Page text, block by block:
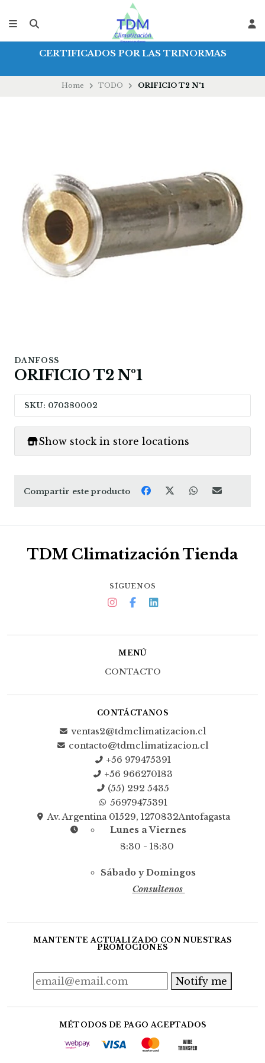
CERTIFICADOS POR LAS TRINORMAS
Home TODO ORIFICIO T2 Nº1
DANFOSS
ORIFICIO T2 Nº1
SKU: 070380002
Show stock in store locations
Compartir este producto
TDM Climatización Tienda
SÍGUENOS
MENÚ
CONTACTO
CONTÁCTANOS
ventas2@tdmclimatizacion.cl
contacto@tdmclimatizacion.cl
+56 979475391
+56 966270183
(55) 292 5435
56979475391
Av. Argentina 01529, 1270832Antofagasta
Lunes a Viernes
8:30 - 18:30
Sábado y Domingos
Consultenos
MANTENTE ACTUALIZADO CON NUESTRAS
PROMOCIONES
Notify me
MÉTODOS DE PAGO ACEPTADOS